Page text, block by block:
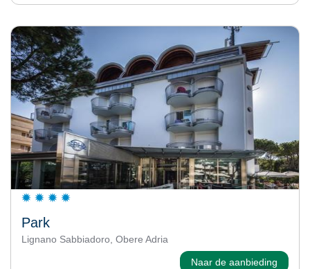
Park
Lignano Sabbiadoro, Obere Adria
Naar de aanbieding